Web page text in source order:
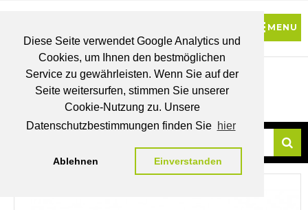
Diese Seite verwendet Google Analytics und
Cookies, um Ihnen den bestmöglichen
Service zu gewährleisten. Wenn Sie auf der
Seite weitersurfen, stimmen Sie unserer
Cookie-Nutzung zu. Unsere
Datenschutzbestimmungen finden Sie hier
Ablehnen Einverstanden
BRUTTO
PREISE
MEIN
WUNSCHLISTE